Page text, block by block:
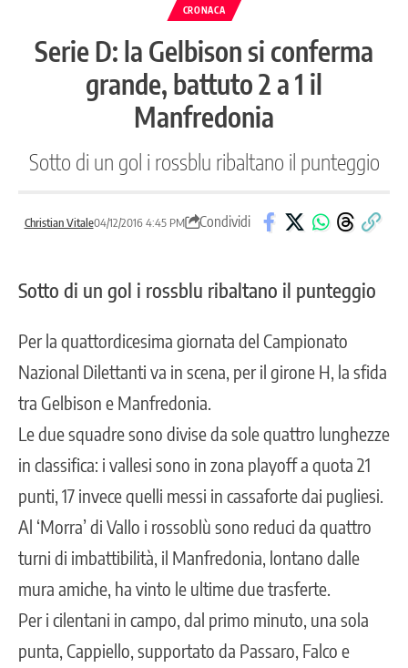
CRONACA
Serie D: la Gelbison si conferma
grande, battuto 2 a 1 il
Manfredonia
Sotto di un gol i rossblu ribaltano il punteggio
Christian Vitale04/12/2016 4:45 PM Condividi
Sotto di un gol i rossblu ribaltano il punteggio
Per la quattordicesima giornata del Campionato
Nazional Dilettanti va in scena, per il girone H, la sfida
tra Gelbison e Manfredonia.
Le due squadre sono divise da sole quattro lunghezze
in classifica: i vallesi sono in zona playoff a quota 21
punti, 17 invece quelli messi in cassaforte dai pugliesi.
Al ‘Morra’ di Vallo i rossoblù sono reduci da quattro
turni di imbattibilità, il Manfredonia, lontano dalle
mura amiche, ha vinto le ultime due trasferte.
Per i cilentani in campo, dal primo minuto, una sola
punta, Cappiello, supportato da Passaro, Falco e